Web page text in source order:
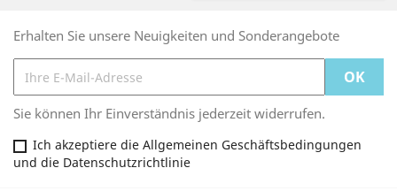
Erhalten Sie unsere Neuigkeiten und Sonderangebote
Sie können Ihr Einverständnis jederzeit widerrufen.
Ich akzeptiere die Allgemeinen Geschäftsbedingungen
und die Datenschutzrichtlinie